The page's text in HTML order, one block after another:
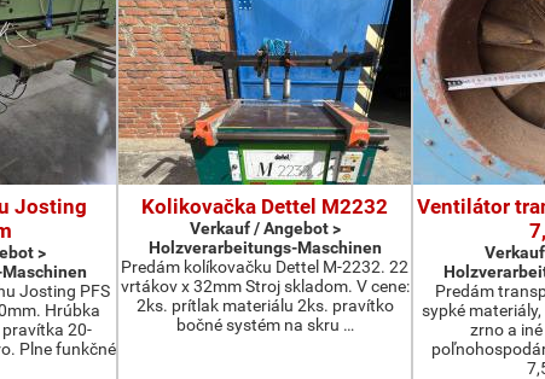
Josting
>
Josting PFS
Hrúbka
20-
Plne funkčné
Kolikovačka Dettel M2232
Verkauf / Angebot >
Holzverarbeitungs-Maschinen
Predám kolíkovačku Dettel M-2232. 22
vrtákov x 32mm Stroj skladom. V cene:
2ks. prítlak materiálu 2ks. pravítko
bočné systém na skru …
Ventilátor
Predám
sypké materiály,
zrno a